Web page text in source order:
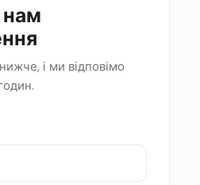
нам
і ми відповімо